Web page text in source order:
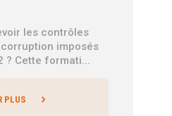
les contrôles
imposés
? Cette formati...
PLUS